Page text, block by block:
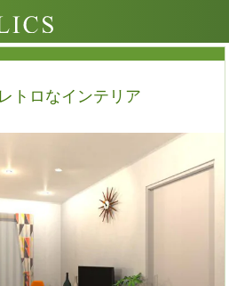
トロなインテリア